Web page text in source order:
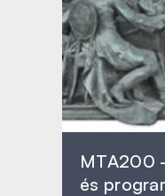
MTA200
és